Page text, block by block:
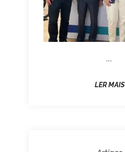
...
LER MAIS